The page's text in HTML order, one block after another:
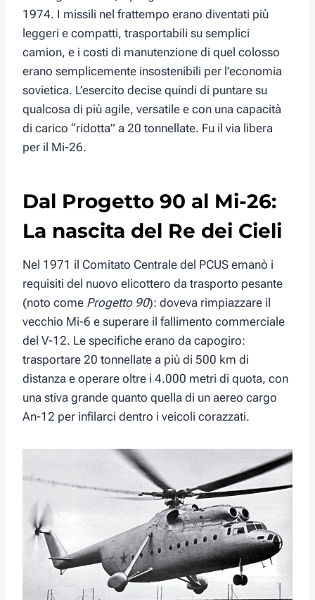
1974. I missili nel frattempo erano diventati più
leggeri e compatti, trasportabili su semplici
camion, e i costi di manutenzione di quel colosso
erano semplicemente insostenibili per l’economia
sovietica. L’esercito decise quindi di puntare su
qualcosa di più agile, versatile e con una capacità
di carico “ridotta” a 20 tonnellate. Fu il via libera
per il Mi-26.
Dal Progetto 90 al Mi-26:
La nascita del Re dei Cieli
Nel 1971 il Comitato Centrale del PCUS emanò i
requisiti del nuovo elicottero da trasporto pesante
(noto come Progetto 90): doveva rimpiazzare il
vecchio Mi-6 e superare il fallimento commerciale
del V-12. Le specifiche erano da capogiro:
trasportare 20 tonnellate a più di 500 km di
distanza e operare oltre i 4.000 metri di quota, con
una stiva grande quanto quella di un aereo cargo
An-12 per infilarci dentro i veicoli corazzati.